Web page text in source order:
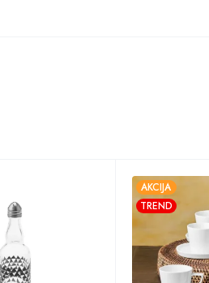
AKCIJA
TREND